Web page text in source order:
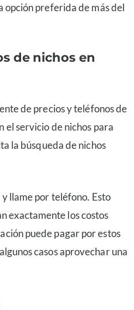
opción preferida de más del
de nichos en
de precios y teléfonos de
el servicio de nichos para
la búsqueda de nichos
llame por teléfono. Esto
exactamente los costos
puede pagar por estos
casos aprovechar una